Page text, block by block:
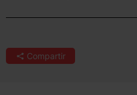
Compartir